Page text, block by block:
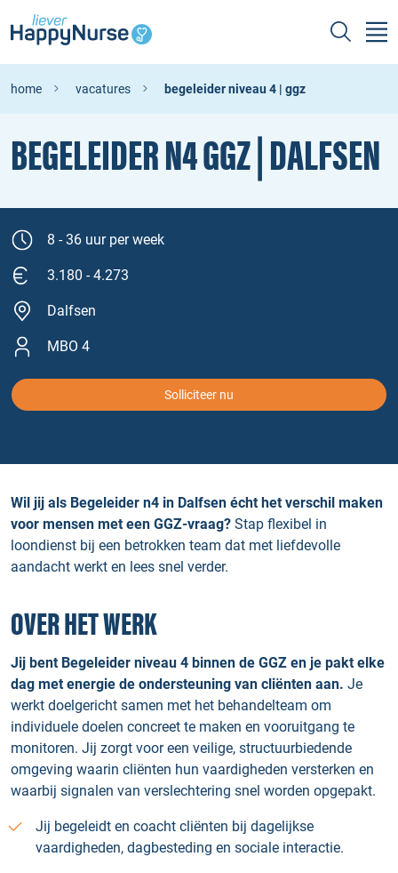
home vacatures begeleider niveau 4 | ggz
BEGELEIDER N4 GGZ | DALFSEN
8 - 36 uur per week
3.180 - 4.273
Dalfsen
MBO 4
Solliciteer nu
Wil jij als Begeleider n4 in Dalfsen écht het verschil maken
voor mensen met een GGZ-vraag? Stap flexibel in
loondienst bij een betrokken team dat met liefdevolle
aandacht werkt en lees snel verder.
OVER HET WERK
Jij bent Begeleider niveau 4 binnen de GGZ en je pakt elke
dag met energie de ondersteuning van cliënten aan. Je
werkt doelgericht samen met het behandelteam om
individuele doelen concreet te maken en vooruitgang te
monitoren. Jij zorgt voor een veilige, structuurbiedende
omgeving waarin cliënten hun vaardigheden versterken en
waarbij signalen van verslechtering snel worden opgepakt.
Jij begeleidt en coacht cliënten bij dagelijkse
vaardigheden, dagbesteding en sociale interactie.